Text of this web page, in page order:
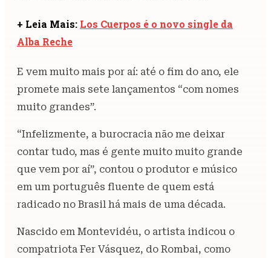
+ Leia Mais: Los Cuerpos é o novo single da
Alba Reche
E vem muito mais por aí: até o fim do ano, ele
promete mais sete lançamentos “com nomes
muito grandes”.
“Infelizmente, a burocracia não me deixar
contar tudo, mas é gente muito muito grande
que vem por aí”, contou o produtor e músico
em um português fluente de quem está
radicado no Brasil há mais de uma década.
Nascido em Montevidéu, o artista indicou o
compatriota Fer Vásquez, do Rombai, como